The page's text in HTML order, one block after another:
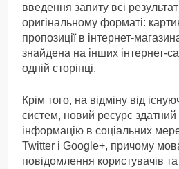
введення запиту всі
оригінальному форматі:
пропозиції в інтернет-
знайдена на інших інтернет-
одній сторінці.
Крім того, на відміну від
систем, новий ресурс здатний
інформацію в соціальних
Twitter і Google+, причому
повідомлення користувачів